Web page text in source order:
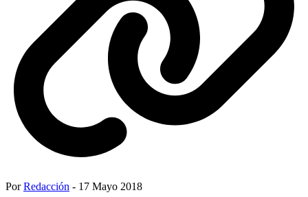
PorRedacción - 17 Mayo 2018